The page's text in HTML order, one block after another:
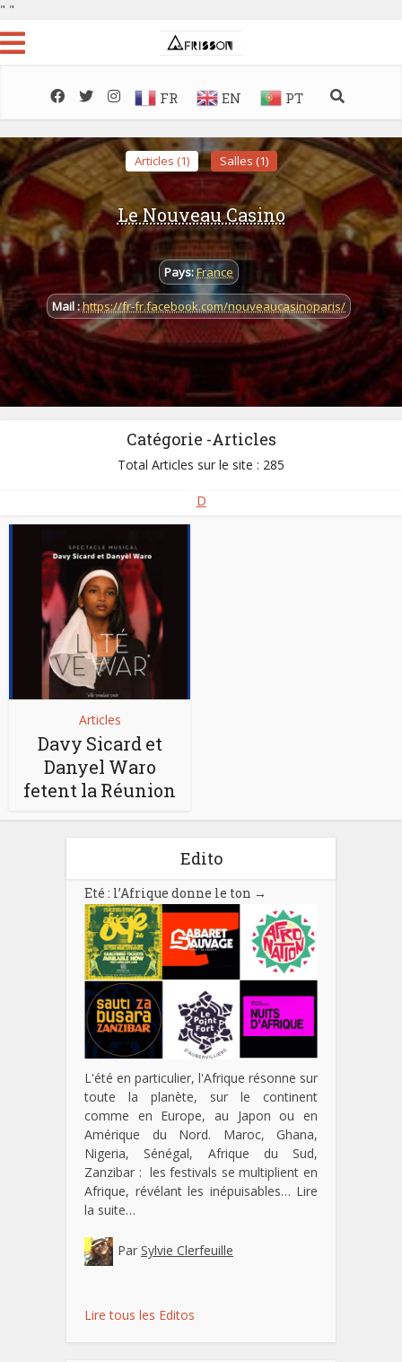
" "
FR EN PT
Articles (1) Salles (1)
Le Nouveau Casino
Pays:France
Mail :https://fr-fr.facebook.com/nouveaucasinoparis/
Catégorie -Articles
Total Articles sur le site : 285
D
Articles
Davy Sicard et
Danyel Waro
fetent la Réunion
Edito
Eté : l’Afrique donne le ton →
L'été en particulier, l'Afrique résonne sur
toute la planète, sur le continent
comme en Europe, au Japon ou en
Amérique du Nord. Maroc, Ghana,
Nigeria, Sénégal, Afrique du Sud,
Zanzibar : les festivals se multiplient en
Afrique, révélant les inépuisables… Lire
la suite…
Par Sylvie Clerfeuille
Lire tous les Editos